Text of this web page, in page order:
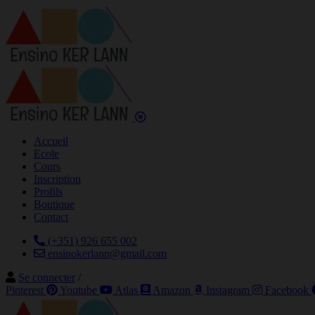
Accueil
Ecole
Cours
Inscription
Profils
Boutique
Contact
(+351) 926 655 002
ensinokerlann@gmail.com
Se connecter /
Pinterest
Youtube Atlas Amazon Instagram Facebook